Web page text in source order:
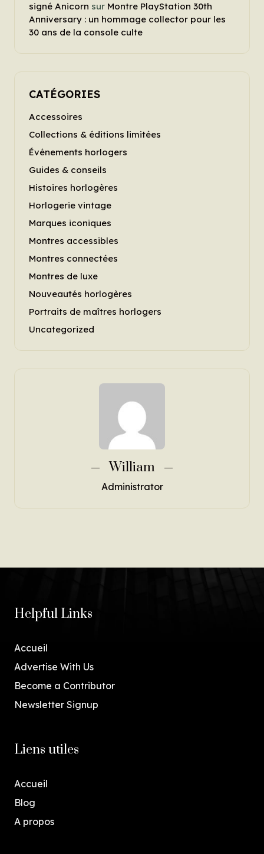
signé Anicorn sur Montre PlayStation 30th
Anniversary : un hommage collector pour les
30 ans de la console culte
CATÉGORIES
Accessoires
Collections & éditions limitées
Événements horlogers
Guides & conseils
Histoires horlogères
Horlogerie vintage
Marques iconiques
Montres accessibles
Montres connectées
Montres de luxe
Nouveautés horlogères
Portraits de maîtres horlogers
Uncategorized
William
Administrator
Helpful Links
Accueil
Advertise With Us
Become a Contributor
Newsletter Signup
Liens utiles
Accueil
Blog
A propos